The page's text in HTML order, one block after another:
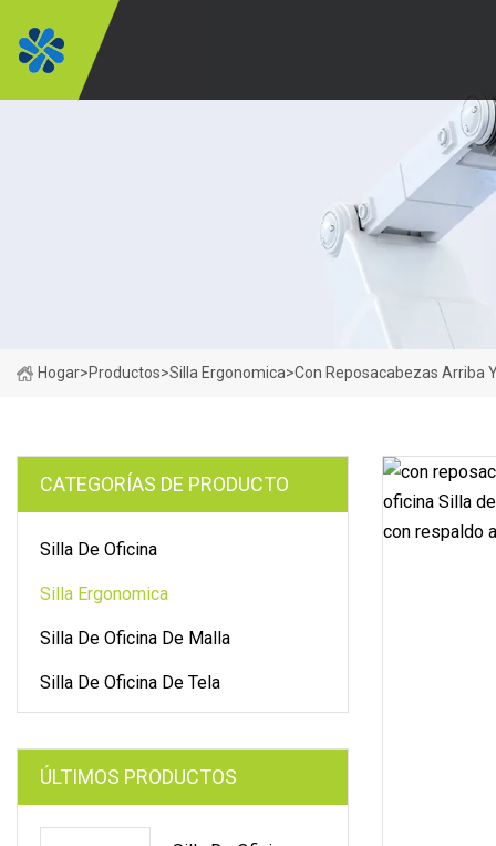
Hogar>Productos>Silla Ergonomica>Con Reposacabezas Arriba
CATEGORÍAS DE PRODUCTO
Silla De Oficina
Silla Ergonomica
Silla De Oficina De Malla
Silla De Oficina De Tela
ÚLTIMOS PRODUCTOS